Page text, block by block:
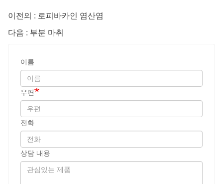
이전의 : 로피바카인 염산염
다음 : 부분 마취
이름
우편
전화
상담 내용